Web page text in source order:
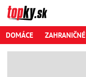
DOMÁCE ZAHRANIČNÉ